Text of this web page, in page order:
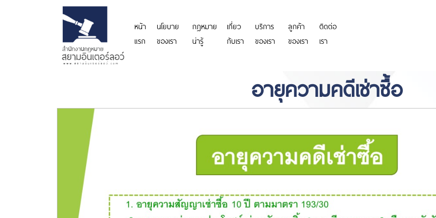
หน้า
แรก
นโยบาย
ของเรา
กฎหมาย
น่ารู้
เกี่ยว
กับเรา
บริการ
ของเรา
ลูกค้า
ของเรา
ติดต่อ
เรา
อายุความคดีเช่าซื้อ